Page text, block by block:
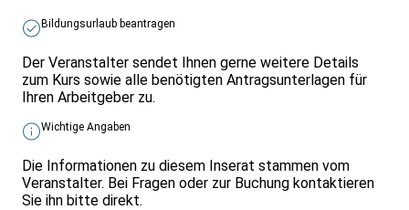
Bildungsurlaub beantragen
Der Veranstalter sendet Ihnen gerne weitere Details
zum Kurs sowie alle benötigten Antragsunterlagen für
Ihren Arbeitgeber zu.
Wichtige Angaben
Die Informationen zu diesem Inserat stammen vom
Veranstalter. Bei Fragen oder zur Buchung kontaktieren
Sie ihn bitte direkt.